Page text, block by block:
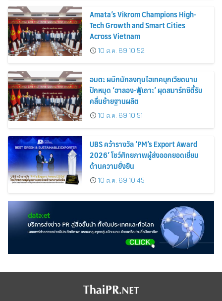
Amata’s Vikrom Champions High-
Tech Growth and Smart Cities
Across Vietnam
10 ส.ค. 69 10:52
อมตะ ผนึกนักลงทุนไฮเทคบุกเวียดนาม
ปักหมุด ‘ฮาลอง-ฟู้เถาะ’ ผุดสมาร์ทซิตี้รับ
คลื่นย้ายฐานผลิต
10 ส.ค. 69 10:51
UBS คว้ารางวัล ‘PM’s Export Award
2026’ โชว์ศักยภาพผู้ส่งออกยอดเยี่ยม
ด้านความยั่งยืน
10 ส.ค. 69 10:45